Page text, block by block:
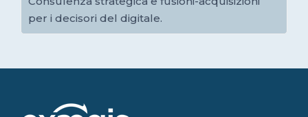
per i decisori del digitale.